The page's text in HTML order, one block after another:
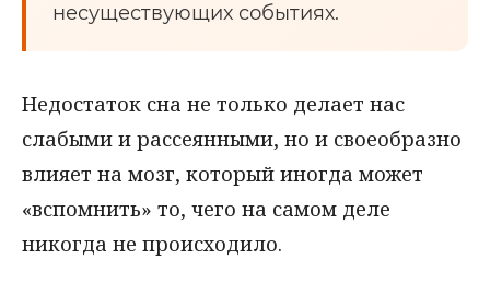
несуществующих событиях.
Недостаток сна не только делает нас
слабыми и рассеянными, но и своеобразно
влияет на мозг, который иногда может
«вспомнить» то, чего на самом деле
никогда не происходило.